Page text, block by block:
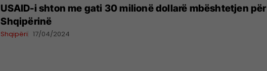
USAID-i shton me gati 30 milionë dollarë mbështetjen për
Shqipërinë
Shqipëri 17/04/2024